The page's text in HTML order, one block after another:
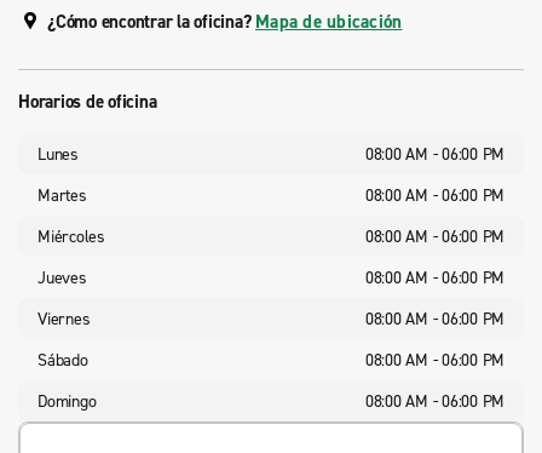
¿Cómo encontrar la oficina? Mapa de ubicación
Horarios de oficina
Lunes
08:00 AM - 06:00 PM
Martes
08:00 AM - 06:00 PM
Miércoles
08:00 AM - 06:00 PM
Jueves
08:00 AM - 06:00 PM
Viernes
08:00 AM - 06:00 PM
Sábado
08:00 AM - 06:00 PM
Domingo
08:00 AM - 06:00 PM